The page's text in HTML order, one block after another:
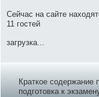
Сейчас на сайте
11 гостей
загрузка...
Краткое содержание
подготовка к